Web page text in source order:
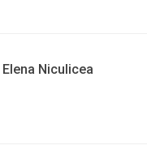
Elena Niculicea